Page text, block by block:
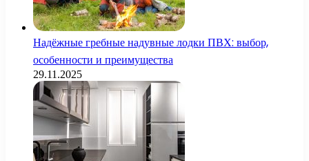
Надёжные гребные надувные лодки ПВХ: выбор,
особенности и преимущества
29.11.2025